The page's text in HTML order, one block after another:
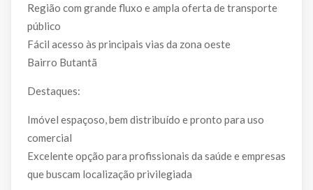
Região com grande fluxo e ampla oferta de transporte
público
Fácil acesso às principais vias da zona oeste
Bairro Butantã
Destaques:
Imóvel espaçoso, bem distribuído e pronto para uso
comercial
Excelente opção para profissionais da saúde e empresas
que buscam localização privilegiada